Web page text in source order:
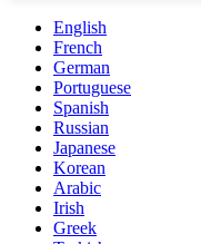
English
French
German
Portuguese
Spanish
Russian
Japanese
Korean
Arabic
Irish
Greek